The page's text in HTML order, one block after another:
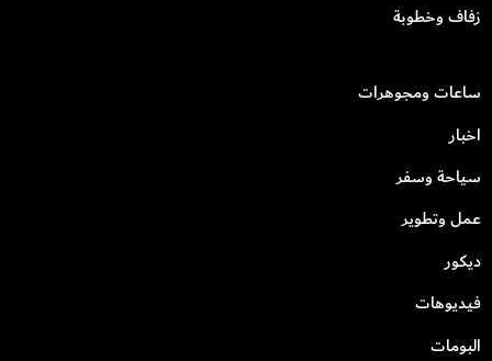
زفاف وخطوبة
ساعات ومجوهرات
اخبار
سياحة وسفر
عمل وتطوير
ديكور
فيديوهات
البومات